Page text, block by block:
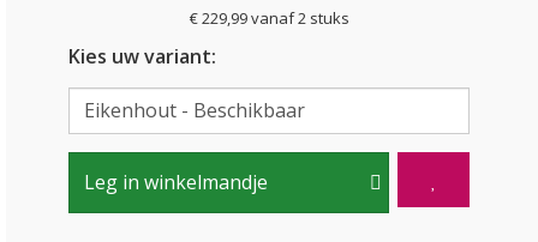
€ 229,99 vanaf 2 stuks
Kies uw variant:
Leg in winkelmandje